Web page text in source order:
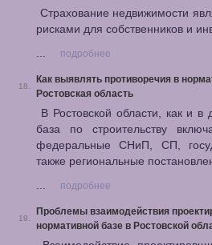
Страхование недвижимости
рисками для собственников и
...
подробнее
18.
Как выявлять противоречия в
Ростовская область
В Ростовской области, как и в
база по строительству
федеральные СНиП, СП,
также региональные
...
подробнее
19.
Проблемы взаимодействия
нормативной базе в Ростовской